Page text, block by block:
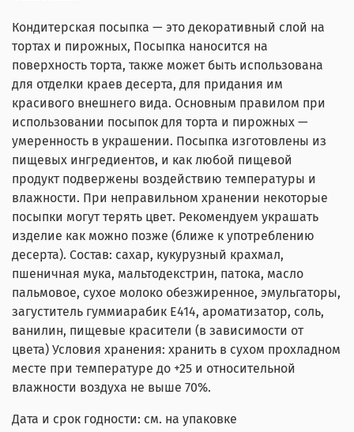
Кондитерская посыпка — это декоративный слой на
тортах и пирожных, Посыпка наносится на
поверхность торта, также может быть использована
для отделки краев десерта, для придания им
красивого внешнего вида. Основным правилом при
использовании посыпок для торта и пирожных —
умеренность в украшении. Посыпка изготовлены из
пищевых ингредиентов, и как любой пищевой
продукт подвержены воздействию температуры и
влажности. При неправильном хранении некоторые
посыпки могут терять цвет. Рекомендуем украшать
изделие как можно позже (ближе к употреблению
десерта). Состав: сахар, кукурузный крахмал,
пшеничная мука, мальтодекстрин, патока, масло
пальмовое, сухое молоко обезжиренное, эмульгаторы,
загуститель гуммиарабик Е414, ароматизатор, соль,
ванилин, пищевые красители (в зависимости от
цвета) Условия хранения: хранить в сухом прохладном
месте при температуре до +25 и относительной
влажности воздуха не выше 70%.
Дата и срок годности: см. на упаковке